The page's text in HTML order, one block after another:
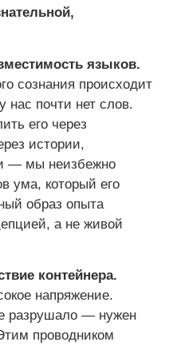
языков.
сознания происходит
нас почти нет слов.
его через
истории,
— мы неизбежно
ума, который его
образ опыта
а не живой
контейнера.
напряжение.
разрушало — нужен
проводником